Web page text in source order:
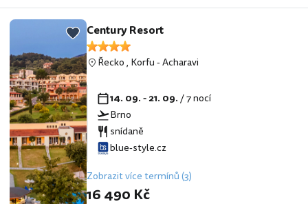
Century Resort
Řecko, Korfu-Acharavi
14. 09. - 21. 09./ 7 nocí
Brno
snídaně
blue-style.cz
Zobrazit více termínů (3)
16 490 Kč